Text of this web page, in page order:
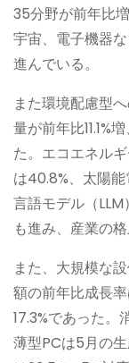
35分野が前年比
宇宙、電子機器
進んでいる。
また環境配慮型
量が前年比11.1%
た。エコエネル
は40.8%、太陽
言語モデル（
も進み、産業の
また、大規模な
額の前年比成長
17.3%であった。
薄型PCは5月の